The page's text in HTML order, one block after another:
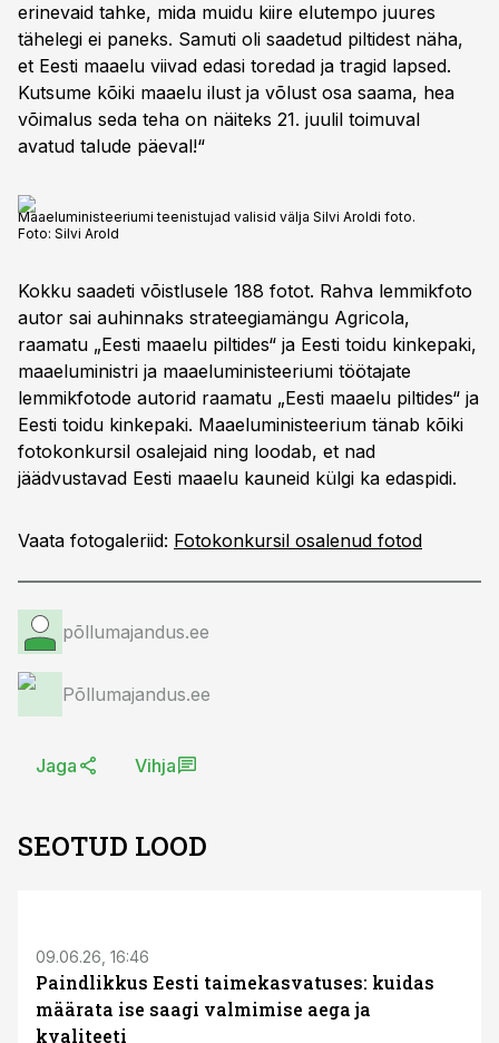
erinevaid tahke, mida muidu kiire elutempo juures
tähelegi ei paneks. Samuti oli saadetud piltidest näha,
et Eesti maaelu viivad edasi toredad ja tragid lapsed.
Kutsume kõiki maaelu ilust ja võlust osa saama, hea
võimalus seda teha on näiteks 21. juulil toimuval
avatud talude päeval!“
Maaeluministeeriumi teenistujad valisid välja Silvi Aroldi foto.
Foto: Silvi Arold
Kokku saadeti võistlusele 188 fotot. Rahva lemmikfoto
autor sai auhinnaks strateegiamängu Agricola,
raamatu „Eesti maaelu piltides“ ja Eesti toidu kinkepaki,
maaeluministri ja maaeluministeeriumi töötajate
lemmikfotode autorid raamatu „Eesti maaelu piltides“ ja
Eesti toidu kinkepaki. Maaeluministeerium tänab kõiki
fotokonkursil osalejaid ning loodab, et nad
jäädvustavad Eesti maaelu kauneid külgi ka edaspidi.
Vaata fotogaleriid: Fotokonkursil osalenud fotod
põllumajandus.ee
Põllumajandus.ee
Jaga Vihja
SEOTUD LOOD
09.06.26, 16:46
Paindlikkus Eesti taimekasvatuses: kuidas
määrata ise saagi valmimise aega ja
kvaliteeti